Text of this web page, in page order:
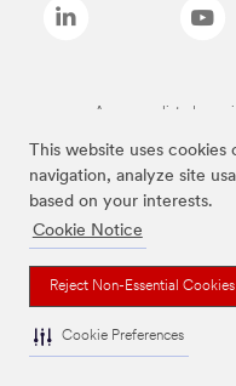
This website uses
navigation, analyze site
based on your interests.
Cookie Notice
Reject Non-Essential Cookies
Cookie Preferences
As marcas listadas a